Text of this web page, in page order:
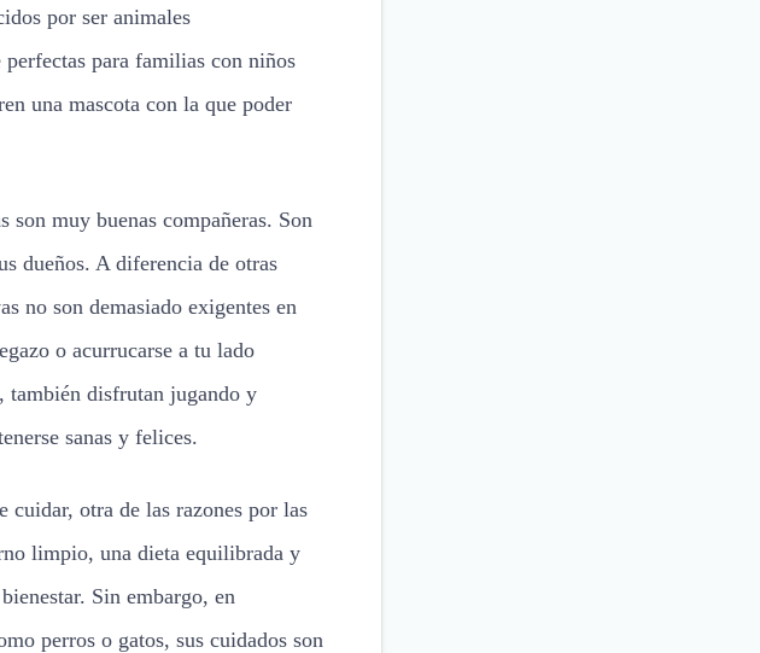
por ser animales
para familias con niños
una mascota con la que poder
son muy buenas compañeras. Son
dueños. A diferencia de otras
no son demasiado exigentes en
o acurrucarse a tu lado
también disfrutan jugando y
sanas y felices.
cuidar, otra de las razones por las
limpio, una dieta equilibrada y
Sin embargo, en
perros o gatos, sus cuidados son